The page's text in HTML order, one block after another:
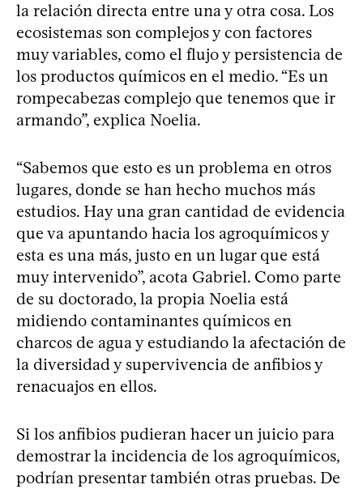
la relación directa entre una y otra cosa. Los
ecosistemas son complejos y con factores
muy variables, como el flujo y persistencia de
los productos químicos en el medio. “Es un
rompecabezas complejo que tenemos que ir
armando”, explica Noelia.
“Sabemos que esto es un problema en otros
lugares, donde se han hecho muchos más
estudios. Hay una gran cantidad de evidencia
que va apuntando hacia los agroquímicos y
esta es una más, justo en un lugar que está
muy intervenido”, acota Gabriel. Como parte
de su doctorado, la propia Noelia está
midiendo contaminantes químicos en
charcos de agua y estudiando la afectación de
la diversidad y supervivencia de anfibios y
renacuajos en ellos.
Si los anfibios pudieran hacer un juicio para
demostrar la incidencia de los agroquímicos,
podrían presentar también otras pruebas. De